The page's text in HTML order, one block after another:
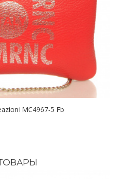
MC4967-5 Fb